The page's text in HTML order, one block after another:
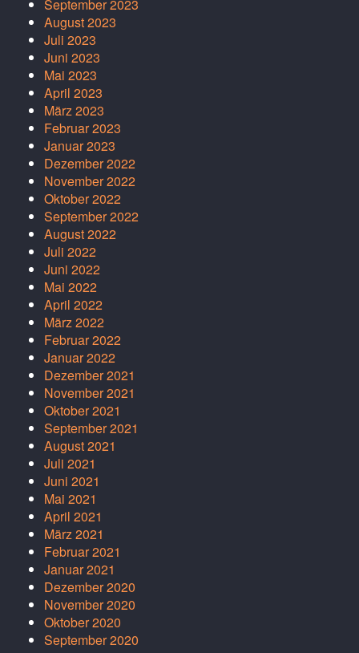
September 2023
August 2023
Juli 2023
Juni 2023
Mai 2023
April 2023
März 2023
Februar 2023
Januar 2023
Dezember 2022
November 2022
Oktober 2022
September 2022
August 2022
Juli 2022
Juni 2022
Mai 2022
April 2022
März 2022
Februar 2022
Januar 2022
Dezember 2021
November 2021
Oktober 2021
September 2021
August 2021
Juli 2021
Juni 2021
Mai 2021
April 2021
März 2021
Februar 2021
Januar 2021
Dezember 2020
November 2020
Oktober 2020
September 2020